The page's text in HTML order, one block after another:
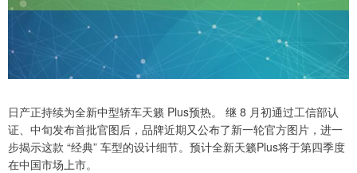
日产正持续为全新中型轿车天籁 Plus预热。 继 8 月初通过工信部认
证、中旬发布首批官图后，品牌近期又公布了新一轮官方图片，进一
步揭示这款 “经典” 车型的设计细节。预计全新天籁Plus将于第四季度
在中国市场上市。